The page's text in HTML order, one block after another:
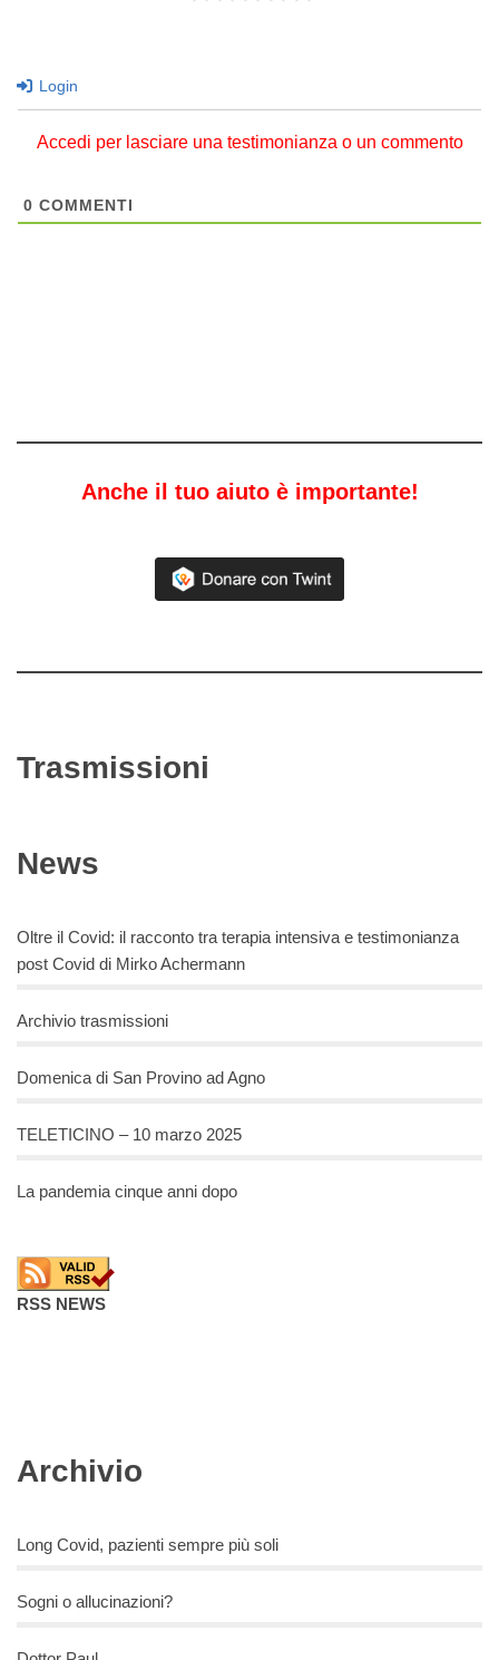
Login
Accedi per lasciare una testimonianza o un commento
0 COMMENTI
Anche il tuo aiuto è importante!
Trasmissioni
News
Oltre il Covid: il racconto tra terapia intensiva e testimonianza
post Covid di Mirko Achermann
Archivio trasmissioni
Domenica di San Provino ad Agno
TELETICINO – 10 marzo 2025
La pandemia cinque anni dopo
RSS NEWS
Archivio
Long Covid, pazienti sempre più soli
Sogni o allucinazioni?